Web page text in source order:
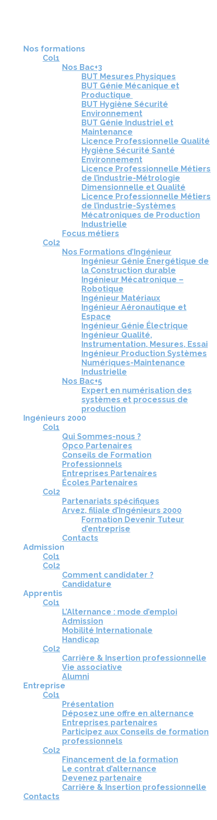
Nos formations
Col1
Nos Bac+3
BUT Mesures Physiques
BUT Génie Mécanique et
Productique
BUT Hygiène Sécurité
Environnement
BUT Génie Industriel et
Maintenance
Licence Professionnelle Qualité
Hygiène Sécurité Santé
Environnement
Licence Professionnelle Métiers
de l’industrie-Métrologie
Dimensionnelle et Qualité
Licence Professionnelle Métiers
de l’industrie-Systèmes
Mécatroniques de Production
Industrielle
Focus métiers
Col2
Nos Formations d’Ingénieur
Ingénieur Génie Énergétique de
la Construction durable
Ingénieur Mécatronique –
Robotique
Ingénieur Matériaux
Ingénieur Aéronautique et
Espace
Ingénieur Génie Électrique
Ingénieur Qualité,
Instrumentation, Mesures, Essai
Ingénieur Production Systèmes
Numériques-Maintenance
Industrielle
Nos Bac+5
Expert en numérisation des
systèmes et processus de
production
Ingénieurs 2000
Col1
Qui Sommes-nous ?
Opco Partenaires
Conseils de Formation
Professionnels
Entreprises Partenaires
Écoles Partenaires
Col2
Partenariats spécifiques
Arvez, filiale d’Ingénieurs 2000
Formation Devenir Tuteur
d’entreprise
Contacts
Admission
Col1
Col2
Comment candidater ?
Candidature
Apprentis
Col1
L’Alternance : mode d’emploi
Admission
Mobilité Internationale
Handicap
Col2
Carrière & Insertion professionnelle
Vie associative
Alumni
Entreprise
Col1
Présentation
Déposez une offre en alternance
Entreprises partenaires
Participez aux Conseils de formation
professionnels
Col2
Financement de la formation
Le contrat d’alternance
Devenez partenaire
Carrière & Insertion professionnelle
Contacts